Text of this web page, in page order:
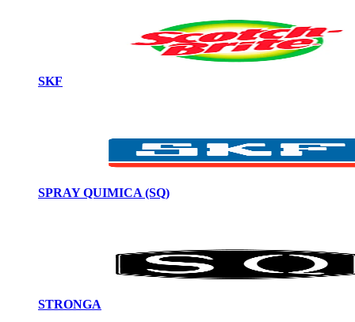
SKF
SPRAY QUIMICA (SQ)
STRONGA